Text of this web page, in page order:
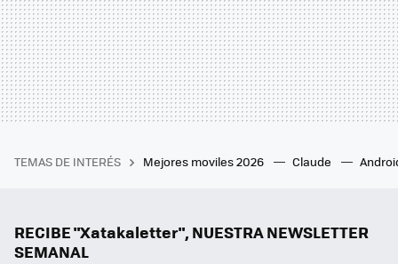
TEMAS DE INTERÉS Mejores moviles 2026 Claude
RECIBE "Xatakaletter", NUESTRA NEWSLETTER
SEMANAL